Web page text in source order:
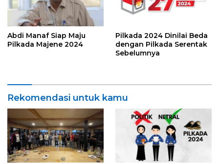
Abdi Manaf Siap Maju
Pilkada Majene 2024
Pilkada 2024 Dinilai Beda
dengan Pilkada Serentak
Sebelumnya
Rekomendasi untuk kamu